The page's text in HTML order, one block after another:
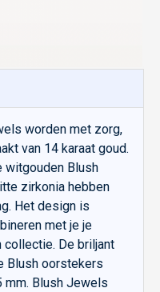
worden met zorg,
van 14 karaat goud.
witgouden Blush
zirkonia hebben
Het design is
met je je
De briljant
Blush oorstekers
mm. Blush Jewels